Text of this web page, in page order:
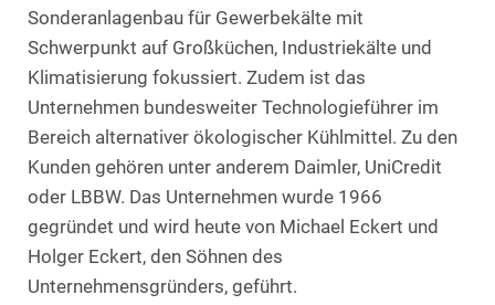
Sonderanlagenbau für Gewerbekälte mit
Schwerpunkt auf Großküchen, Industriekälte und
Klimatisierung fokussiert. Zudem ist das
Unternehmen bundesweiter Technologieführer im
Bereich alternativer ökologischer Kühlmittel. Zu den
Kunden gehören unter anderem Daimler, UniCredit
oder LBBW. Das Unternehmen wurde 1966
gegründet und wird heute von Michael Eckert und
Holger Eckert, den Söhnen des
Unternehmensgründers, geführt.